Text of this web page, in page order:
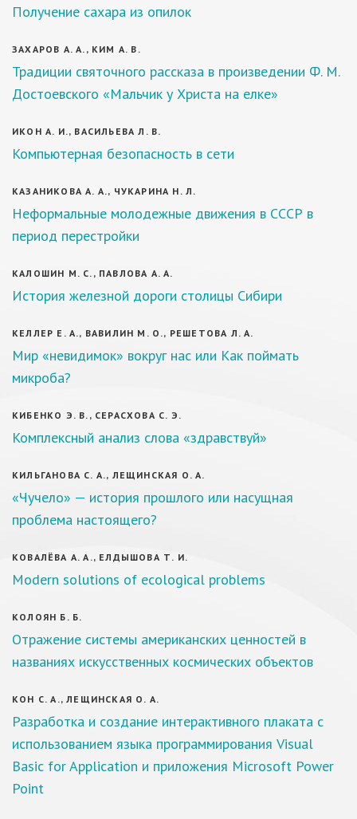
Получение сахара из опилок
ЗАХАРОВ А. А., КИМ А. В.
Традиции святочного рассказа в произведении Ф. М.
Достоевского «Мальчик у Христа на елке»
ИКОН А. И., ВАСИЛЬЕВА Л. В.
Компьютерная безопасность в сети
КАЗАНИКОВА А. А., ЧУКАРИНА Н. Л.
Неформальные молодежные движения в СССР в
период перестройки
КАЛОШИН М. С., ПАВЛОВА А. А.
История железной дороги столицы Сибири
КЕЛЛЕР Е. А., ВАВИЛИН М. О., РЕШЕТОВА Л. А.
Мир «невидимок» вокруг нас или Как поймать
микроба?
КИБЕНКО Э. В., СЕРАСХОВА С. Э.
Комплексный анализ слова «здравствуй»
КИЛЬГАНОВА С. А., ЛЕЩИНСКАЯ О. А.
«Чучело» — история прошлого или насущная
проблема настоящего?
КОВАЛЁВА А. А., ЕЛДЫШОВА Т. И.
Modern solutions of ecological problems
КОЛОЯН Б. Б.
Отражение системы американских ценностей в
названиях искусственных космических объектов
КОН С. А., ЛЕЩИНСКАЯ О. А.
Разработка и создание интерактивного плаката с
использованием языка программирования Visual
Basic for Application и приложения Microsoft Power
Point